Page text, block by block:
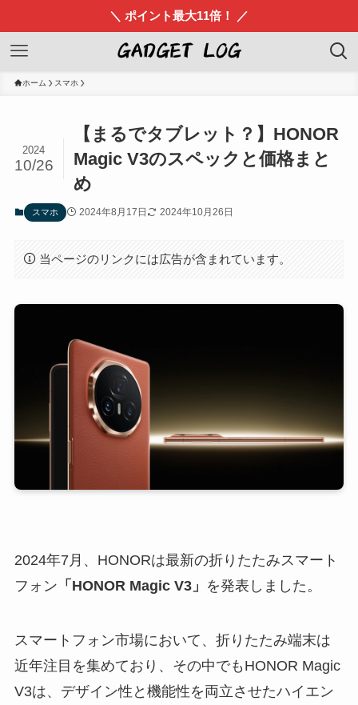
＼ ポイント最大11倍！ ／
ホーム スマホ
【まるでタブレット？】HONOR
Magic V3のスペックと価格まと
め
2024
10/26
スマホ 2024年8月17日 2024年10月26日
当ページのリンクには広告が含まれています。
2024年7月、HONORは最新の折りたたみスマート
フォン 「HONOR Magic V3」 を発表しました。
スマートフォン市場において、折りたたみ端末は
近年注目を集めており、その中でもHONOR Magic
V3は、デザイン性と機能性を両立させたハイエン